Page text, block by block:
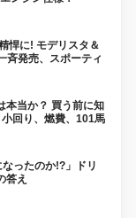
悍に! モデリスタ＆
斉発売、スポーティ
本当か？ 買う前に知
回り、燃費、101馬
なったのか!?」ドリ
答え